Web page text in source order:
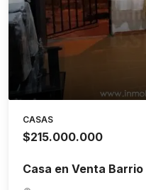
CASAS
$215.000.000
Casa en Venta